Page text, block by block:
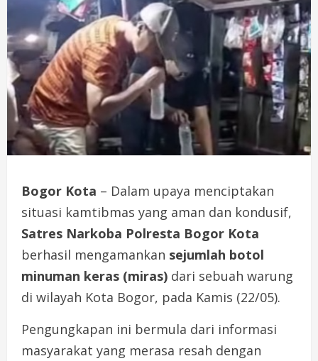
Bogor Kota – Dalam upaya menciptakan
situasi kamtibmas yang aman dan kondusif,
Satres Narkoba Polresta Bogor Kota
berhasil mengamankan sejumlah botol
minuman keras (miras) dari sebuah warung
di wilayah Kota Bogor, pada Kamis (22/05).
Pengungkapan ini bermula dari informasi
masyarakat yang merasa resah dengan